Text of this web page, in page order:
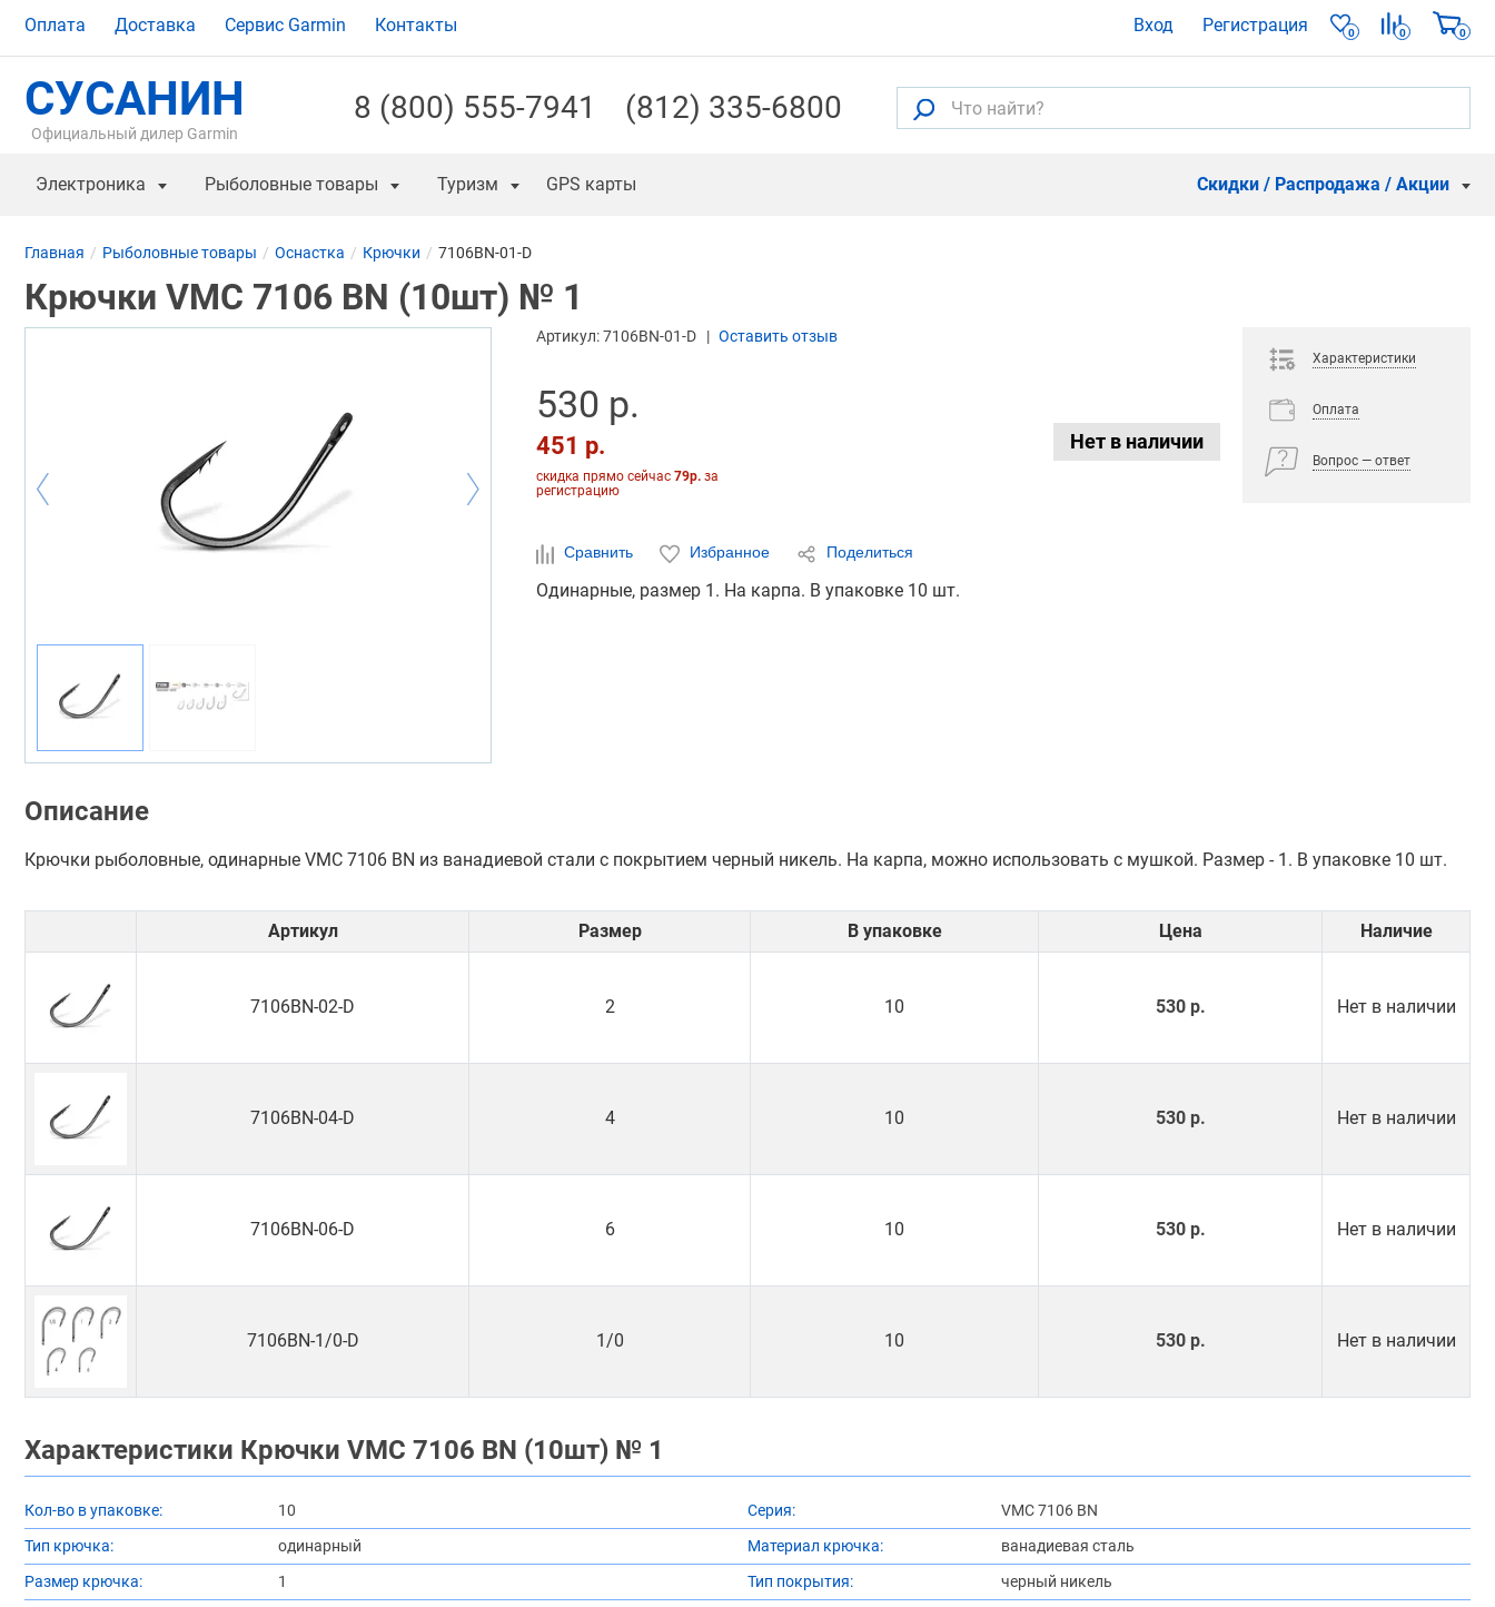
Оплата Доставка Сервис Garmin Контакты Вход Регистрация 0 0 0
СУСАНИН
Официальный дилер Garmin
8 (800) 555-7941 (812) 335-6800
Электроника Рыболовные товары Туризм GPS карты Скидки / Распродажа / Акции
Главная Рыболовные товары Оснастка Крючки 7106BN-01-D
Крючки VMC 7106 BN (10шт) № 1
Артикул:7106BN-01-D Оставить отзыв
530 р.
451 р.
скидка прямо сейчас 79р. за
регистрацию
Нет в наличии
Сравнить Избранное Поделиться
Одинарные, размер 1. На карпа. В упаковке 10 шт.
Характеристики
Оплата
Вопрос — ответ
Описание
Крючки рыболовные, одинарные VMC 7106 BN из ванадиевой стали с покрытием черный никель. На карпа, можно использовать с мушкой. Размер - 1. В упаковке 10 шт.
Артикул Размер В упаковке Цена Наличие
7106BN-02-D 2 10 530 р. Нет в наличии
7106BN-04-D 4 10 530 р. Нет в наличии
7106BN-06-D 6 10 530 р. Нет в наличии
7106BN-1/0-D 1/0 10 530 р. Нет в наличии
Характеристики Крючки VMC 7106 BN (10шт) № 1
Кол-во в упаковке: 10 Серия:
VMC 7106 BN
Тип крючка:
одинарный Материал крючка:
ванадиевая сталь
Размер крючка:
1 Тип покрытия:
черный никель